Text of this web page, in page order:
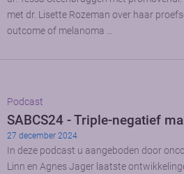
met dr. Lisette Rozeman over haar
outcome of melanoma …
Podcast
SABCS24 - Triple-negatief
27 december 2024
In deze podcast u aangeboden door
Linn en Agnes Jager laatste